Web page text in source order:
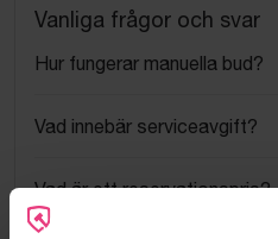
Vanliga frågor och svar
Hur fungerar manuella bud?
Vad innebär serviceavgift?
Vad är ett reservationspris?